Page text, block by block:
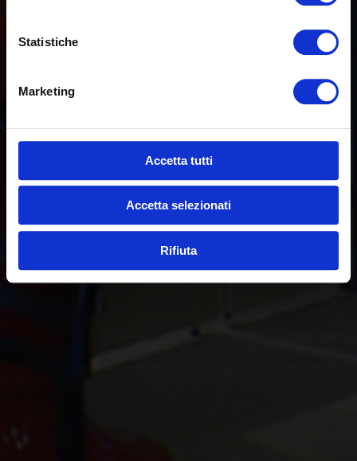
Statistiche
Marketing
Accetta tutti
Accetta selezionati
Rifiuta